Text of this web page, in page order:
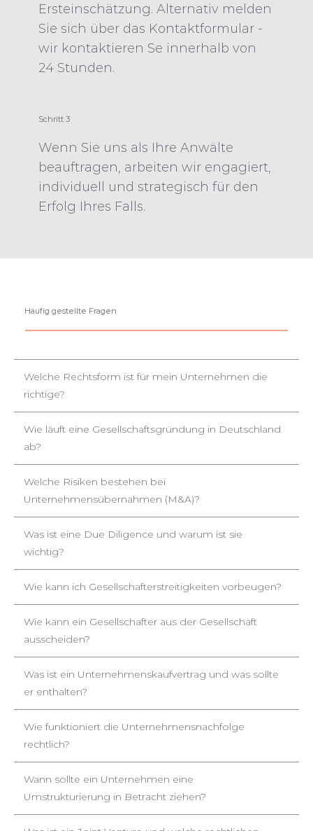
Ersteinschätzung. Alternativ melden
Sie sich über das Kontaktformular -
wir kontaktieren Se innerhalb von
24 Stunden.
Schritt 3
Wenn Sie uns als Ihre Anwälte
beauftragen, arbeiten wir engagiert,
individuell und strategisch für den
Erfolg Ihres Falls.
Häufig gestellte Fragen
Welche Rechtsform ist für mein Unternehmen die
richtige?
Wie läuft eine Gesellschaftsgründung in Deutschland
ab?
Welche Risiken bestehen bei
Unternehmensübernahmen (M&A)?
Was ist eine Due Diligence und warum ist sie
wichtig?
Wie kann ich Gesellschafterstreitigkeiten vorbeugen?
Wie kann ein Gesellschafter aus der Gesellschaft
ausscheiden?
Was ist ein Unternehmenskaufvertrag und was sollte
er enthalten?
Wie funktioniert die Unternehmensnachfolge
rechtlich?
Wann sollte ein Unternehmen eine
Umstrukturierung in Betracht ziehen?